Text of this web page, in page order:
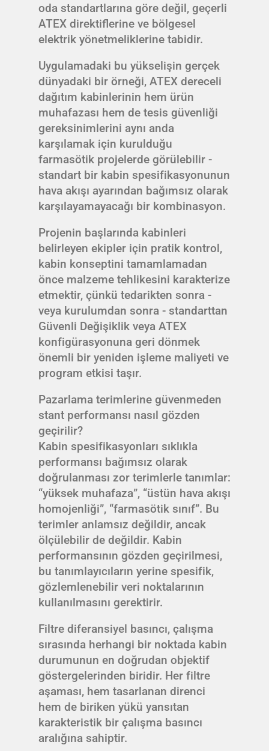
oda standartlarına göre değil, geçerli
ATEX direktiflerine ve bölgesel
elektrik yönetmeliklerine tabidir.
Uygulamadaki bu yükselişin gerçek
dünyadaki bir örneği, ATEX dereceli
dağıtım kabinlerinin hem ürün
muhafazası hem de tesis güvenliği
gereksinimlerini aynı anda
karşılamak için kurulduğu
farmasötik projelerde görülebilir -
standart bir kabin spesifikasyonunun
hava akışı ayarından bağımsız olarak
karşılayamayacağı bir kombinasyon.
Projenin başlarında kabinleri
belirleyen ekipler için pratik kontrol,
kabin konseptini tamamlamadan
önce malzeme tehlikesini karakterize
etmektir, çünkü tedarikten sonra -
veya kurulumdan sonra - standarttan
Güvenli Değişiklik veya ATEX
konfigürasyonuna geri dönmek
önemli bir yeniden işleme maliyeti ve
program etkisi taşır.
Pazarlama terimlerine güvenmeden
stant performansı nasıl gözden
geçirilir?
Kabin spesifikasyonları sıklıkla
performansı bağımsız olarak
doğrulanması zor terimlerle tanımlar:
“yüksek muhafaza”, “üstün hava akışı
homojenliği”, “farmasötik sınıf”. Bu
terimler anlamsız değildir, ancak
ölçülebilir de değildir. Kabin
performansının gözden geçirilmesi,
bu tanımlayıcıların yerine spesifik,
gözlemlenebilir veri noktalarının
kullanılmasını gerektirir.
Filtre diferansiyel basıncı, çalışma
sırasında herhangi bir noktada kabin
durumunun en doğrudan objektif
göstergelerinden biridir. Her filtre
aşaması, hem tasarlanan direnci
hem de biriken yükü yansıtan
karakteristik bir çalışma basıncı
aralığına sahiptir.